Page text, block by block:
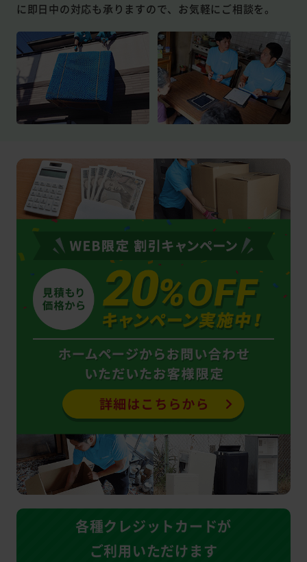
に即日中の対応も承りますので、お気軽にご相談を。
各種クレジットカードが
ご利用いただけます